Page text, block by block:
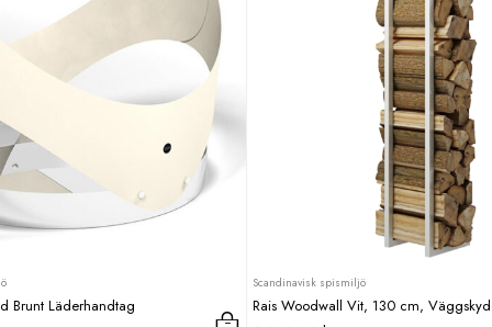
Brunt Läderhandtag
Scandinavisk spismiljö
Rais Woodwall Vit, 130 cm,